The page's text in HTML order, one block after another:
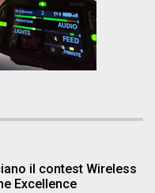
il contest Wireless
Excellence